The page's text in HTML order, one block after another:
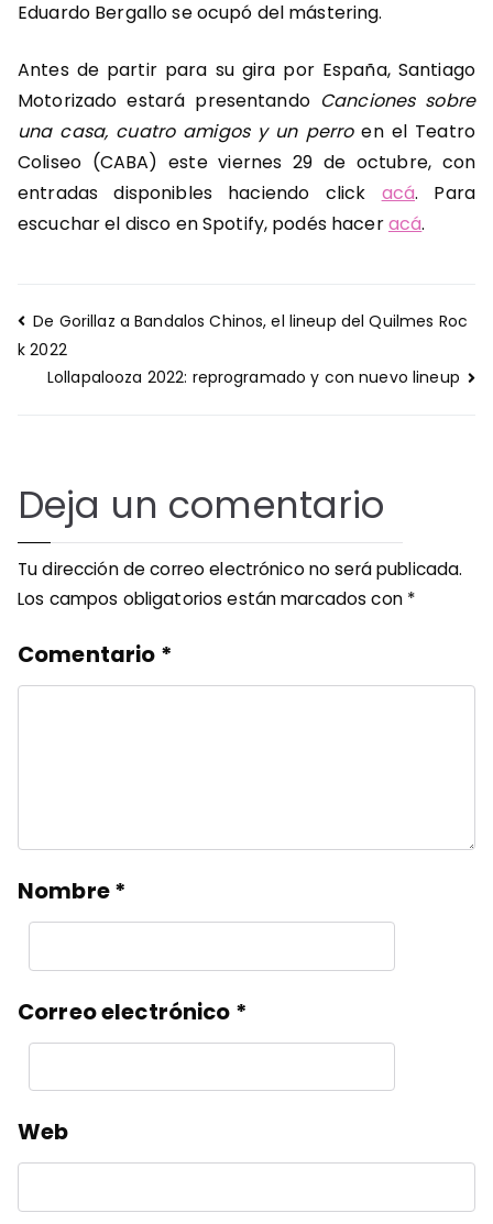
Eduardo Bergallo se ocupó del mástering.
Antes de partir para su gira por España, Santiago
Motorizado estará presentando Canciones sobre
una casa, cuatro amigos y un perroen el Teatro
Coliseo (CABA) este viernes 29 de octubre, con
entradas disponibles haciendo click acá. Para
escuchar el disco en Spotify, podés haceracá.
Navegación
de
entradas
De Gorillaz a Bandalos Chinos, el lineup del Quilmes Roc
k 2022
Lollapalooza 2022: reprogramado y con nuevo lineup
Deja un comentario
Tu dirección de correo electrónico no será publicada.
Los campos obligatorios están marcados con *
Comentario *
Nombre*
Correo electrónico *
Web